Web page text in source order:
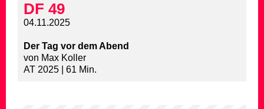
DF 49
04.11.2025
Der Tag vor dem Abend
von Max Koller
AT 2025 | 61 Min.